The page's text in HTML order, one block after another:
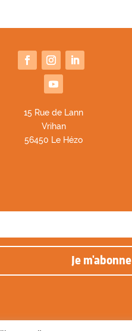
15 Rue de Lann
Vrihan
56450 Le Hézo
Je m'abonne